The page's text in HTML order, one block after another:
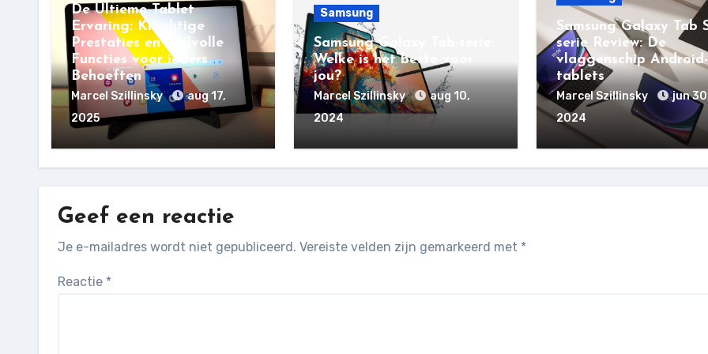
De Ultieme Tablet
Ervaring: Krachtige
Prestaties en Stijlvolle
Functies voor ieders
Behoeften
Marcel Szillinsky
aug 17,
2025
Samsung
Samsung Galaxy Tab-serie:
Welke is het beste voor
jou?
Marcel Szillinsky
aug 10,
2024
Samsung Galaxy Tab
serie Review: De
vlaggenschip Android-
tablets
Marcel Szillinsky
jun
2024
Geef een reactie
Je e-mailadres wordt niet gepubliceerd. Vereiste velden zijn gemarkeerd met *
Reactie *